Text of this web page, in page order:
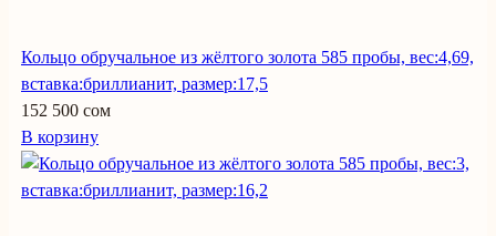
Кольцо обручальное из жёлтого золота 585 пробы, вес:4,69,
вставка:бриллианит, размер:17,5
152 500 сом
В корзину